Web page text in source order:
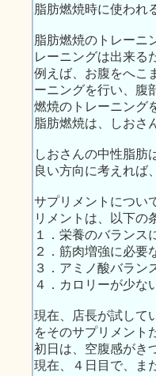
脂肪燃焼時に使われ
脂肪燃焼のトレーニ
レーニングは出来る
例えば、お腹をへこ
ーニングを行い、腹
燃焼のトレーニング
脂肪燃焼は、しおさ
しおさんの中性脂肪
良い方向に考えれば
サプリメントについ
リメントは、以下の
１．栄養のバランス
２．筋肉増強に必要
３．アミノ酸バラン
４．カロリーが少な
現在、店長が試して
をそのサプリメント
初日は、空腹感がき
現在、４日目で、ま